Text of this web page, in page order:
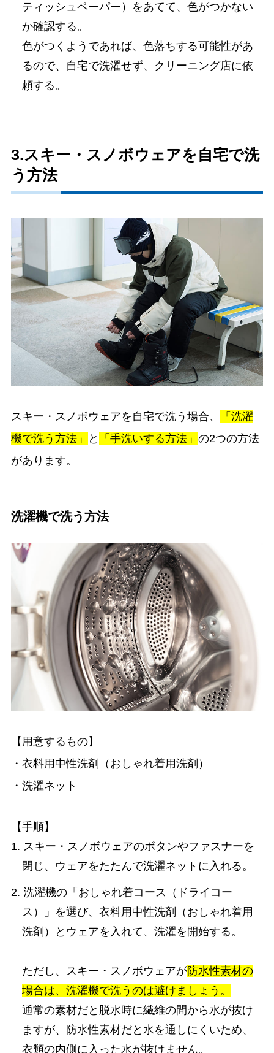
ティッシュペーパー）をあてて、色がつかない
か確認する。
色がつくようであれば、色落ちする可能性があ
るので、自宅で洗濯せず、クリーニング店に依
頼する。
3.スキー・スノボウェアを自宅で洗
う方法
スキー・スノボウェアを自宅で洗う場合、
「洗濯
機で洗う方法」
と 「手洗いする方法」 の2つの方法
があります。
洗濯機で洗う方法
【用意するもの】
・衣料用中性洗剤（おしゃれ着用洗剤）
・洗濯ネット
【手順】
1. スキー・スノボウェアのボタンやファスナーを
閉じ、ウェアをたたんで洗濯ネットに入れる。
2. 洗濯機の「おしゃれ着コース（ドライコー
ス）」を選び、衣料用中性洗剤（おしゃれ着用
洗剤）とウェアを入れて、洗濯を開始する。
ただし、スキー・スノボウェアが防水性素材の
場合は、洗濯機で洗うのは避けましょう。
通常の素材だと脱水時に繊維の間から水が抜け
ますが、防水性素材だと水を通しにくいため、
衣類の内側に入った水が抜けません。